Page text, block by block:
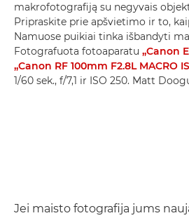
makrofotografiją su negyvais
Pripraskite prie apšvietimo ir to,
Namuose puikiai tinka išbandyti
Fotografuota fotoaparatu „Canon
„Canon RF 100mm F2.8L MACRO
1/60 sek., f/7,1 ir ISO 250. Matt
Jei maisto fotografija jums